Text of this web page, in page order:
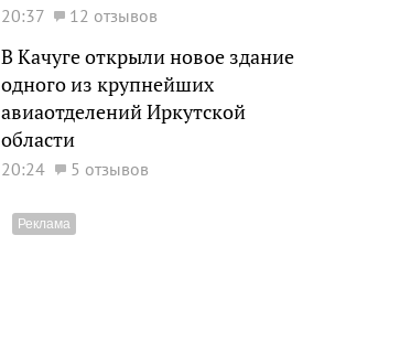
20:37 12 отзывов
В Качуге открыли новое здание
одного из крупнейших
авиаотделений Иркутской
области
20:24 5 отзывов